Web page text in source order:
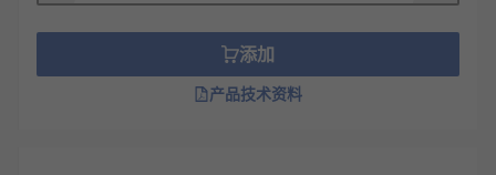
添加
产品技术资料